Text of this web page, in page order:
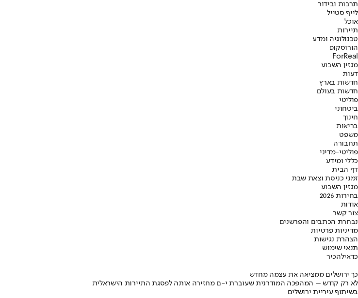
תרבות ובידור
לייף סטייל
אוכל
תיירות
טכנולוגיה ומדע
הורוסקופ
ForReal
מגזין השבוע
דעות
חדשות בארץ
חדשות בעולם
פוליטי
ביטחוני
חינוך
בריאות
משפט
תחבורה
פוליטי-מדיני
כללי ומידע
דף הבית
זמני כניסת וצאת שבת
מגזין השבוע
בחירות 2026
אודות
צור קשר
נבחרת הכתבים והפרשנים
מדיניות פרטיות
הצהרת נגישות
תנאי שימוש
כדאילהכיר
כך ירושלים ממציאה את עצמה מחדש
לא רק קודש – המהפכה המודרנית שעוברת י-ם מחזירה אותה לפסגת התיירות הישראלית
בשיתוף עיריית ירושלים